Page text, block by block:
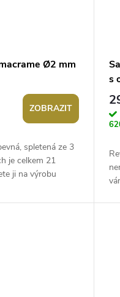
Ø2 mm
ZOBRAZIT
spletená ze 3
je celkem 21
ji na výrobu
s